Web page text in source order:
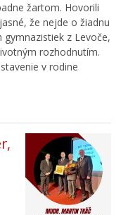
žartom. Hovorili
že nejde o žiadnu
z Levoče,
rozhodnutím.
v rodine